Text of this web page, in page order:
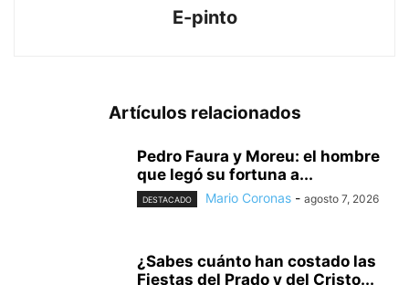
E-pinto
Artículos relacionados
Pedro Faura y Moreu: el hombre
que legó su fortuna a...
DESTACADO Mario Coronas - agosto 7, 2026
¿Sabes cuánto han costado las
Fiestas del Prado y del Cristo...